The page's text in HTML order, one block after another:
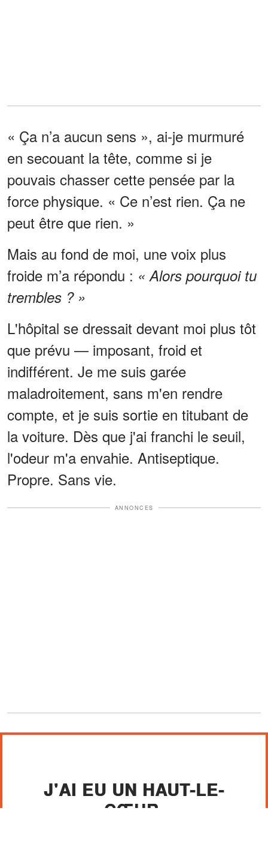
« Ça n’a aucun sens », ai-je murmuré
en secouant la tête, comme si je
pouvais chasser cette pensée par la
force physique. « Ce n’est rien. Ça ne
peut être que rien. »
Mais au fond de moi, une voix plus
froide m’a répondu : « Alors pourquoi tu
trembles ? »
L'hôpital se dressait devant moi plus tôt
que prévu — imposant, froid et
indifférent. Je me suis garée
maladroitement, sans m'en rendre
compte, et je suis sortie en titubant de
la voiture. Dès que j'ai franchi le seuil,
l'odeur m'a envahie. Antiseptique.
Propre. Sans vie.
ANNONCES
J'AI EU UN HAUT-LE-
CŒUR.